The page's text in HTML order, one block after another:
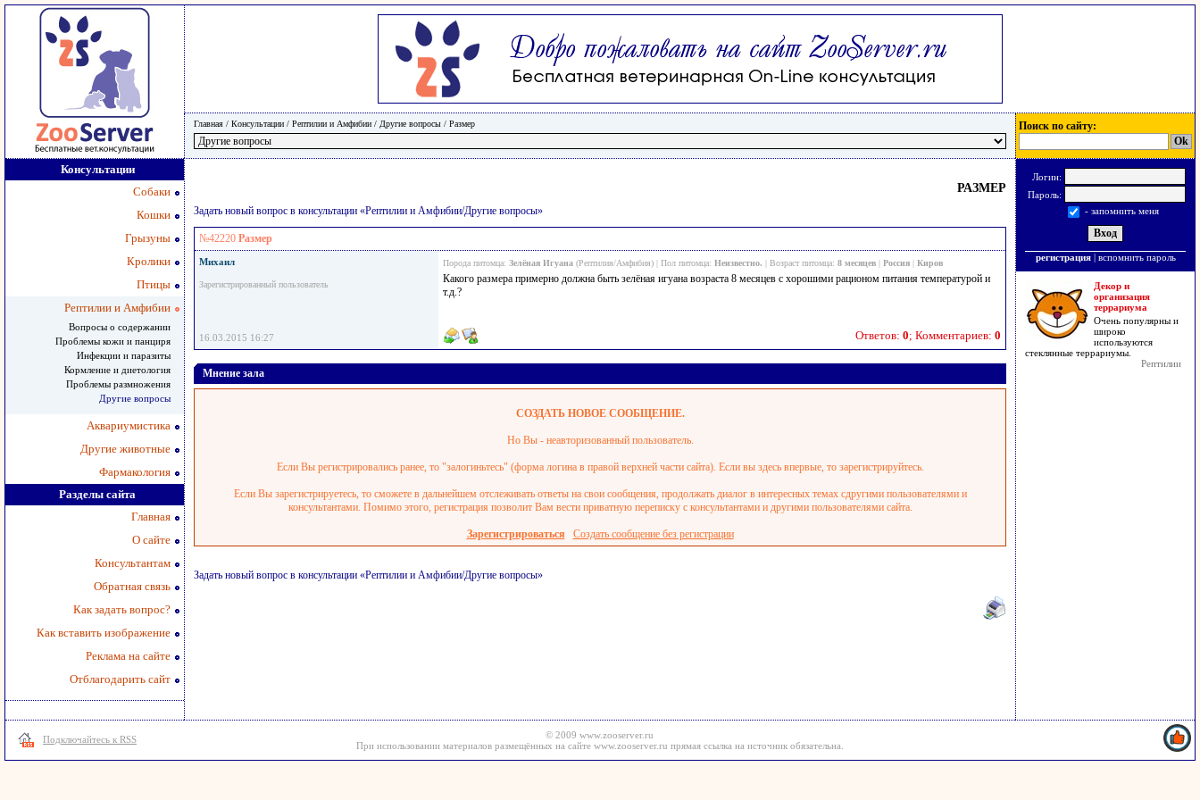
Главная / Консультации / Рептилии и Амфибии / Другие вопросы / Размер Поиск по сайту:
Консультации
Собаки
Кошки
Грызуны
Кролики
Птицы
Рептилии и Амфибии
Вопросы о содержании
Проблемы кожи и панциря
Инфекции и паразиты
Кормление и диетология
Проблемы размножения
Другие вопросы
Аквариумистика
Другие животные
Фармакология
Разделы сайта
Главная
О сайте
Консультантам
Обратная связь
Как задать вопрос?
Как вставить изображение
Реклама на сайте
Отблагодарить сайт
РАЗМЕР
Задать новый вопрос в консультации «Рептилии и Амфибии/Другие вопросы»
№42220 Размер
Михаил
Зарегистрированный пользователь
Порода питомца: Зелёная Игуана (Рептилия/Амфибия) | Пол питомца: Неизвестно. | Возраст питомца: 8 месяцев | Россия | Киров
Какого размера примерно должна быть зелёная игуана возраста 8 месяцев с хорошими рационом питания температурой и
т.д.?
16.03.2015 16:27 Ответов: 0; Комментариев: 0
Мнение зала
СОЗДАТЬ НОВОЕ СООБЩЕНИЕ.
Но Вы - неавторизованный пользователь.
Если Вы регистрировались ранее, то "залогиньтесь" (форма логина в правой верхней части сайта). Если вы здесь впервые, то зарегистрируйтесь.
Если Вы зарегистрируетесь, то сможете в дальнейшем отслеживать ответы на свои сообщения, продолжать диалог в интересных темах сдругими пользователями и
консультантами. Помимо этого, регистрация позволит Вам вести приватную переписку с консультантами и другими пользователями сайта.
Зарегистрироваться Создать сообщение без регистрации
Задать новый вопрос в консультации «Рептилии и Амфибии/Другие вопросы»
Логин:
Пароль:
- запомнить меня
регистрация| вспомнить пароль
Декор и
организация
террариума
Очень популярны и
широко
используются
стеклянные террариумы.
Рептилии
Подключайтесь к RSS
© 2009 www.zooserver.ru
При использовании материалов размещённых на сайте www.zooserver.ru прямая ссылка на источник обязательна.